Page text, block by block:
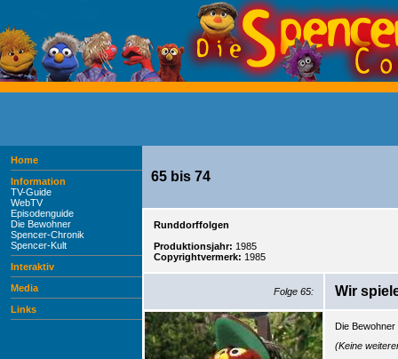
Home
Information
TV-Guide
WebTV
Episodenguide
Die Bewohner
Spencer-Chronik
Spencer-Kult
Interaktiv
Media
Links
65 bis 74
Runddorffolgen
Produktionsjahr: 1985
Copyrightvermerk: 1985
Folge 65: Wir
Die
(Keine